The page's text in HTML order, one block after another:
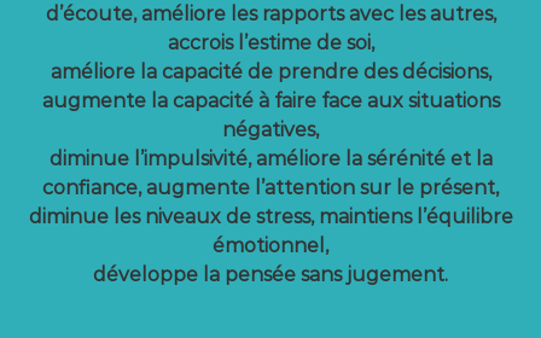
d’écoute, améliore les rapports avec les autres,
accrois l’estime de soi,
améliore la capacité de prendre des décisions,
augmente la capacité à faire face aux situations
négatives,
diminue l’impulsivité, améliore la sérénité et la
confiance, augmente l’attention sur le présent,
diminue les niveaux de stress, maintiens l’équilibre
émotionnel,
développe la pensée sans jugement.